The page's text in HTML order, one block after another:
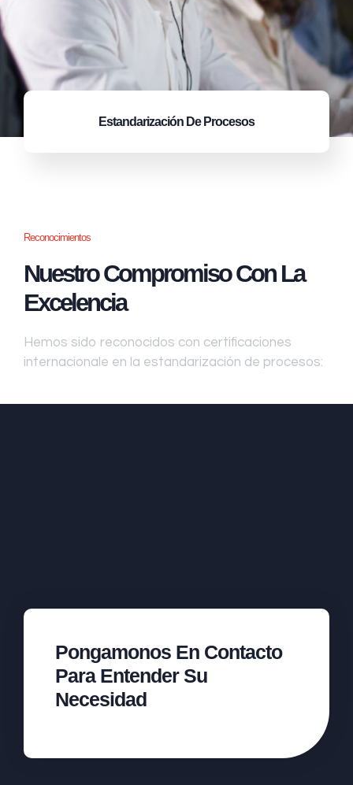
Estandarización De Procesos
Reconocimientos
Nuestro Compromiso Con La
Excelencia
Hemos sido reconocidos con certificaciones
internacionale en la estandarización de procesos:
Pongamonos En Contacto
Para Entender Su
Necesidad